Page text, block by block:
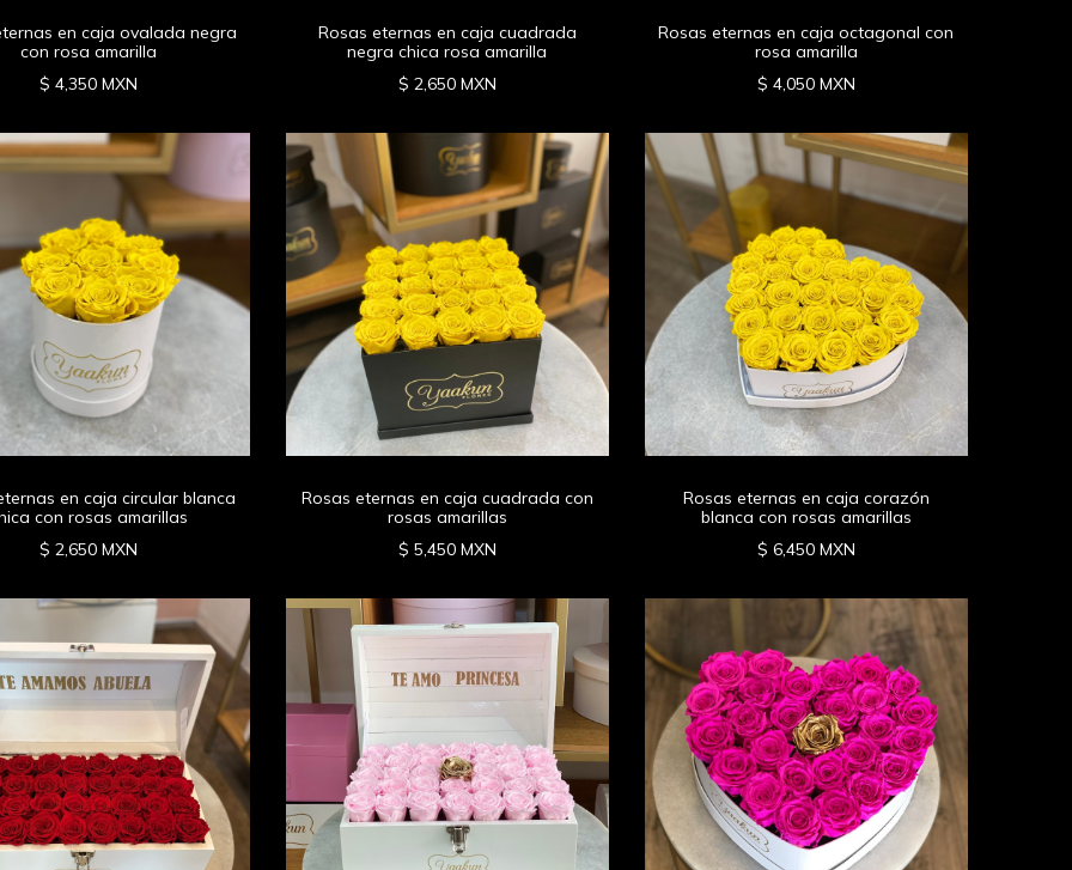
en caja ovalada negra
con rosa amarilla
$ 4,350 MXN
Rosas eternas en caja cuadrada
negra chica rosa amarilla
$ 2,650 MXN
Rosas eternas en caja octagonal con
rosa amarilla
$ 4,050 MXN
en caja circular blanca
con rosas amarillas
$ 2,650 MXN
Rosas eternas en caja cuadrada con
rosas amarillas
$ 5,450 MXN
Rosas eternas en caja corazón
blanca con rosas amarillas
$ 6,450 MXN